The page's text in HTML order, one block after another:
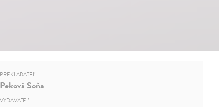
PREKLADATEĽ
Peková Soňa
VYDAVATEĽ